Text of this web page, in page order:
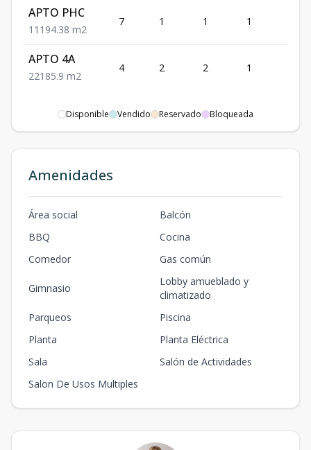
APTO PHC
1 1 1 94.38 m2
7 1 1 1
APTO 4A
221 85.9 m2
4 2 2 1
Disponible Vendido Reservado Bloqueada
Amenidades
Área social
Balcón
BBQ
Cocina
Comedor
Gas común
Gimnasio
Lobby amueblado y
climatizado
Parqueos
Piscina
Planta
Planta Eléctrica
Sala
Salón de Actividades
Salon De Usos Multiples